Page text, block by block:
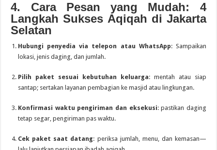
4. Cara Pesan yang Mudah: 4
Langkah Sukses Aqiqah di Jakarta
Selatan
Hubungi penyedia via telepon atau WhatsApp: Sampaikan
lokasi, jenis daging, dan jumlah.
Pilih paket sesuai kebutuhan keluarga: mentah atau siap
santap; sertakan layanan pembagian ke masjid atau lingkungan.
Konfirmasi waktu pengiriman dan eksekusi: pastikan daging
tetap segar, pengiriman pas waktu.
Cek paket saat datang: periksa jumlah, menu, dan kemasan—